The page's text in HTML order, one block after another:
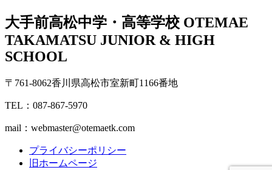
大手前高松中学・高等学校 OTEMAE
TAKAMATSU JUNIOR & HIGH
SCHOOL
〒761-8062香川県高松市室新町1166番地
TEL：087-867-5970
mail：webmaster@otemaetk.com
プライバシーポリシー
旧ホームページ